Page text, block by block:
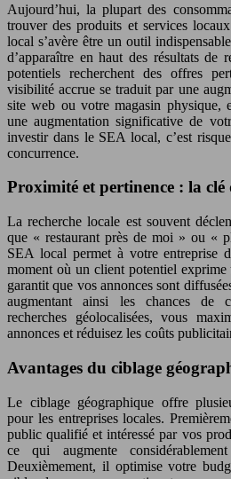
Aujourd’hui, la plupart des
trouver des produits et services
local s’avère être un outil
d’apparaître en haut des résultats de
potentiels recherchent des offres
visibilité accrue se traduit par une
site web ou votre magasin physique,
une augmentation significative de
investir dans le SEA local, c’est
concurrence.
Proximité et pertinence : la clé
La recherche locale est souvent
que « restaurant près de moi » ou «
SEA local permet à votre entreprise
moment où un client potentiel
garantit que vos annonces sont
augmentant ainsi les chances de
recherches géolocalisées, vous
annonces et réduisez les coûts
Avantages du ciblage
Le ciblage géographique offre
pour les entreprises locales.
public qualifié et intéressé par vos
ce qui augmente
Deuxièmement, il optimise votre